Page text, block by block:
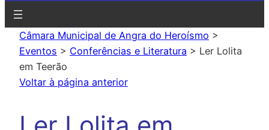
Câmara Municipal de Angra do Heroísmo >
Eventos > Conferências e Literatura > Ler Lolita
em Teerão
Voltar à página anterior